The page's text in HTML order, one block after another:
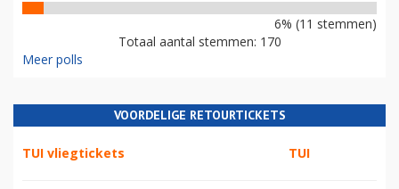
6% (11 stemmen)
Totaal aantal stemmen: 170
Meer polls
VOORDELIGE RETOURTICKETS
TUI vliegtickets TUI